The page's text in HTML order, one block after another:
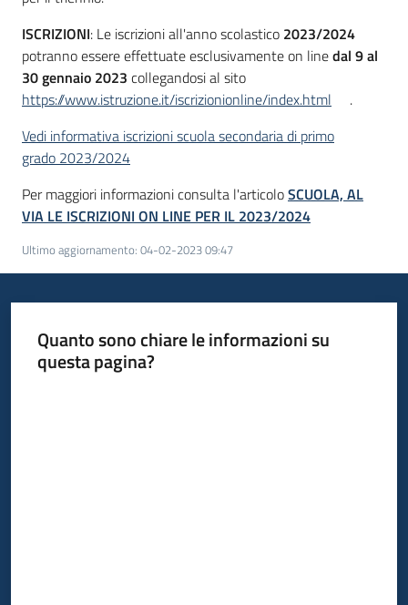
ISCRIZIONI: Le iscrizioni all'anno scolastico 2023/2024
potranno essere effettuate esclusivamente on linedal 9 al
30 gennaio 2023 collegandosi al sito
https://www.istruzione.it/iscrizionionline/index.html
.
Vedi informativa iscrizioni scuola secondaria di primo
grado 2023/2024
Per maggiori informazioni consulta l'articoloSCUOLA, AL
VIA LE ISCRIZIONI ON LINE PER IL 2023/2024
Ultimo aggiornamento: 04-02-2023 09:47
Quanto sono chiare le informazioni su
questa pagina?